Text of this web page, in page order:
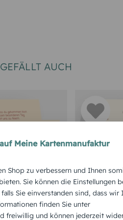
AUCH
TAUFE
zur Taufe
Kreuz
Meine Kartenmanufaktur
Shop zu verbessern und Ihnen
Sie können die Einstellungen
Sie einverstanden sind, dass
finden Sie unter
freiwillig und können jederzeit